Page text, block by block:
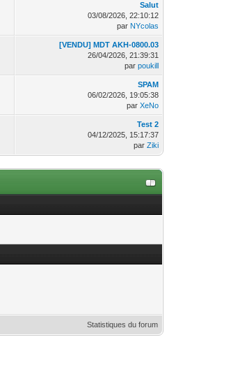
Salut
03/08/2026, 22:10:12
par NYcolas
[VENDU] MDT AKH-0800.03
26/04/2026, 21:39:31
parpoukill
SPAM
06/02/2026, 19:05:38
parXeNo
Test 2
04/12/2025, 15:17:37
parZiki
Statistiques du forum